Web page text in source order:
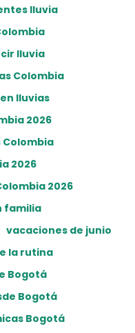
lluvia
lluvia
Colombia
lluvias
2026
2026
2026
familia
vacaciones de junio
la rutina
Bogotá
Bogotá
Bogotá